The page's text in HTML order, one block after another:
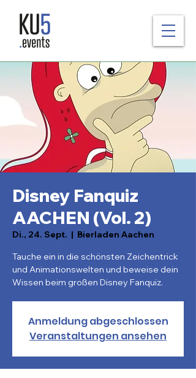
Disney Fanquiz
AACHEN (Vol. 2)
Di., 24. Sept.
  |
Bierladen Aachen
Tauche ein in die schönsten Zeichentrick
und Animationswelten und beweise dein
Wissen beim großen Disney Fanquiz.
Anmeldung abgeschlossen
Veranstaltungen ansehen